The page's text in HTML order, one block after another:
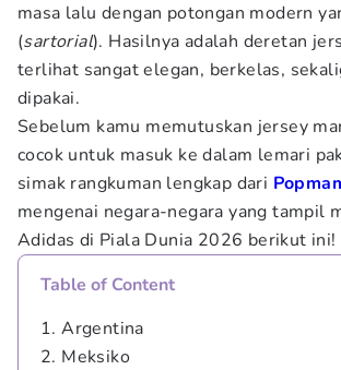
masa lalu dengan potongan modern
(sartorial). Hasilnya adalah deretan
terlihat sangat elegan, berkelas,
dipakai.
Sebelum kamu memutuskan jersey
cocok untuk masuk ke dalam lemari
simak rangkuman lengkap dari
mengenai negara-negara yang tampil
Adidas di Piala Dunia 2026 berikut ini!
Table of Content
1. Argentina
2. Meksiko